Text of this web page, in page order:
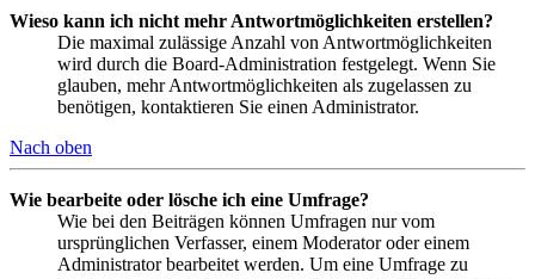
Wieso kann ich nicht mehr Antwortmöglichkeiten erstellen?
Die maximal zulässige Anzahl von Antwortmöglichkeiten
wird durch die Board-Administration festgelegt. Wenn Sie
glauben, mehr Antwortmöglichkeiten als zugelassen zu
benötigen, kontaktieren Sie einen Administrator.
Nach oben
Wie bearbeite oder lösche ich eine Umfrage?
Wie bei den Beiträgen können Umfragen nur vom
ursprünglichen Verfasser, einem Moderator oder einem
Administrator bearbeitet werden. Um eine Umfrage zu